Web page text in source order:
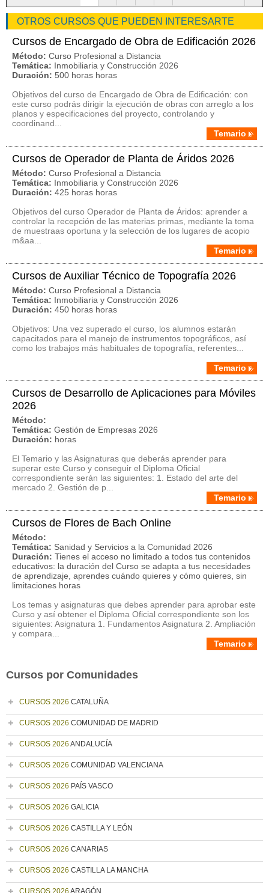
OTROS CURSOS QUE PUEDEN INTERESARTE
Cursos de Encargado de Obra de Edificación 2026
Método: Curso Profesional a Distancia
Temática: Inmobiliaria y Construcción 2026
Duración: 500 horas horas
Objetivos del curso de Encargado de Obra de Edificación: con
este curso podrás dirigir la ejecución de obras con arreglo a los
planos y especificaciones del proyecto, controlando y
coordinand...
Temario
Cursos de Operador de Planta de Áridos 2026
Método: Curso Profesional a Distancia
Temática: Inmobiliaria y Construcción 2026
Duración: 425 horas horas
Objetivos del curso Operador de Planta de Áridos: aprender a
controlar la recepción de las materias primas, mediante la toma
de muestraas oportuna y la selección de los lugares de acopio
m&aa...
Temario
Cursos de Auxiliar Técnico de Topografía 2026
Método: Curso Profesional a Distancia
Temática: Inmobiliaria y Construcción 2026
Duración: 450 horas horas
Objetivos: Una vez superado el curso, los alumnos estarán
capacitados para el manejo de instrumentos topográficos, así
como los trabajos más habituales de topografía, referentes...
Temario
Cursos de Desarrollo de Aplicaciones para Móviles
2026
Método:
Temática: Gestión de Empresas 2026
Duración: horas
El Temario y las Asignaturas que deberás aprender para
superar este Curso y conseguir el Diploma Oficial
correspondiente serán las siguientes: 1. Estado del arte del
mercado 2. Gestión de p...
Temario
Cursos de Flores de Bach Online
Método:
Temática: Sanidad y Servicios a la Comunidad 2026
Duración: Tienes el acceso no limitado a todos tus contenidos
educativos: la duración del Curso se adapta a tus necesidades
de aprendizaje, aprendes cuándo quieres y cómo quieres, sin
limitaciones horas
Los temas y asignaturas que debes aprender para aprobar este
Curso y así obtener el Diploma Oficial correspondiente son los
siguientes: Asignatura 1. Fundamentos Asignatura 2. Ampliación
y compara...
Temario
Cursos por Comunidades
CURSOS 2026 CATALUÑA
CURSOS 2026 COMUNIDAD DE MADRID
CURSOS 2026 ANDALUCÍA
CURSOS 2026 COMUNIDAD VALENCIANA
CURSOS 2026 PAÍS VASCO
CURSOS 2026 GALICIA
CURSOS 2026 CASTILLA Y LEÓN
CURSOS 2026 CANARIAS
CURSOS 2026 CASTILLA LA MANCHA
CURSOS 2026 ARAGÓN